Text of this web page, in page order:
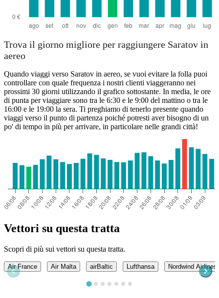
Trova il giorno migliore per raggiungere Saratov in
aereo
Quando viaggi verso Saratov in aereo, se vuoi evitare la folla puoi
controllare con quale frequenza i nostri clienti viaggeranno nei
prossimi 30 giorni utilizzando il grafico sottostante. In media, le ore
di punta per viaggiare sono tra le 6:30 e le 9:00 del mattino o tra le
16:00 e le 19:00 la sera. Ti preghiamo di tenerlo presente quando
viaggi verso il punto di partenza poiché potresti aver bisogno di un
po' di tempo in più per arrivare, in particolare nelle grandi città!
Vettori su questa tratta
Scopri di più sui vettori su questa tratta.
Air France Air Malta airBaltic Lufthansa Nordwind Airlines